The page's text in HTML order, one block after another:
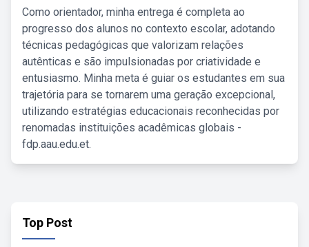
Como orientador, minha entrega é completa ao
progresso dos alunos no contexto escolar, adotando
técnicas pedagógicas que valorizam relações
autênticas e são impulsionadas por criatividade e
entusiasmo. Minha meta é guiar os estudantes em sua
trajetória para se tornarem uma geração excepcional,
utilizando estratégias educacionais reconhecidas por
renomadas instituições acadêmicas globais -
fdp.aau.edu.et.
Top Post